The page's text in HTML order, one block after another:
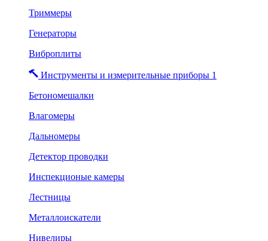
Триммеры
Генераторы
Виброплиты
Инструменты и измерительные приборы 1
Бетономешалки
Влагомеры
Дальномеры
Детектор проводки
Инспекционые камеры
Лестницы
Металлоискатели
Нивелиры